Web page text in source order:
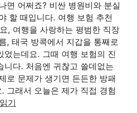
면 어쩌죠? 비싼 병원비와 분실
할 때입니다. 여행 보험 추천
, 여행을 사랑하는 평범한 직장
, 태국 방콕에서 지갑을 통째로
었는데요. 그때 여행 보험의 진
니다. 처음엔 귀찮고 쓸데없는
로 문제가 생기면 든든한 방패
그래서 오늘은 제가 직접 경험
기